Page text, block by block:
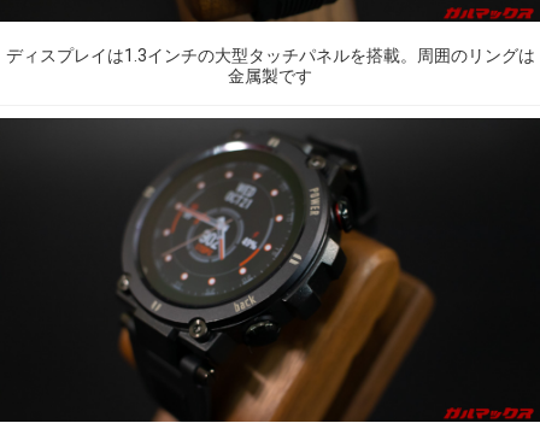
ディスプレイは1.3インチの大型タッチパネルを搭載。周囲のリングは
金属製です